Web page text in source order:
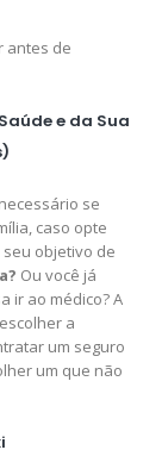
antes de
e da Sua
se
caso opte
objetivo de
Ou você já
ir ao médico? A
a
um seguro
um que não